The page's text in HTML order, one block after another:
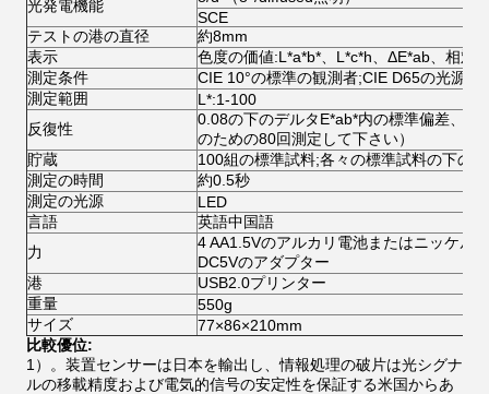
光発電機能
SCE
テストの港の直径
約8mm
表示
色度の価値:L*a*b*、L*c*h、ΔE*ab、相対
測定条件
CIE 10°の標準の観測者;CIE D65の光源
測定範囲
L*:1-100
反復性
0.08の下のデルタE*ab*内の標準偏差、（
のための80回測定して下さい）
貯蔵
100組の標準試料;各々の標準試料の下の
測定の時間
約0.5秒
測定の光源
LED
言語
英語中国語
力
4 AA1.5Vのアルカリ電池またはニッケル
DC5Vのアダプター
港
USB2.0プリンター
重量
550g
サイズ
77×86×210mm
比較優位:
1）。装置センサーは日本を輸出し、情報処理の破片は光シグナ
ルの移載精度および電気的信号の安定性を保証する米国からあ